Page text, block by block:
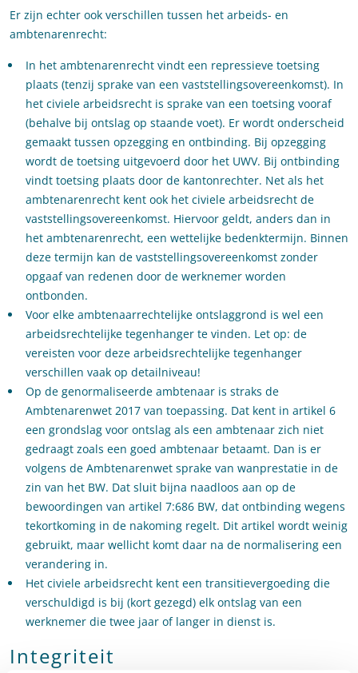
Er zijn echter ook verschillen tussen het arbeids- en
ambtenarenrecht:
In het ambtenarenrecht vindt een repressieve toetsing
plaats (tenzij sprake van een vaststellingsovereenkomst). In
het civiele arbeidsrecht is sprake van een toetsing vooraf
(behalve bij ontslag op staande voet). Er wordt onderscheid
gemaakt tussen opzegging en ontbinding. Bij opzegging
wordt de toetsing uitgevoerd door het UWV. Bij ontbinding
vindt toetsing plaats door de kantonrechter. Net als het
ambtenarenrecht kent ook het civiele arbeidsrecht de
vaststellingsovereenkomst. Hiervoor geldt, anders dan in
het ambtenarenrecht, een wettelijke bedenktermijn. Binnen
deze termijn kan de vaststellingsovereenkomst zonder
opgaaf van redenen door de werknemer worden
ontbonden.
Voor elke ambtenaarrechtelijke ontslaggrond is wel een
arbeidsrechtelijke tegenhanger te vinden. Let op: de
vereisten voor deze arbeidsrechtelijke tegenhanger
verschillen vaak op detailniveau!
Op de genormaliseerde ambtenaar is straks de
Ambtenarenwet 2017 van toepassing. Dat kent in artikel 6
een grondslag voor ontslag als een ambtenaar zich niet
gedraagt zoals een goed ambtenaar betaamt. Dan is er
volgens de Ambtenarenwet sprake van wanprestatie in de
zin van het BW. Dat sluit bijna naadloos aan op de
bewoordingen van artikel 7:686 BW, dat ontbinding wegens
tekortkoming in de nakoming regelt. Dit artikel wordt weinig
gebruikt, maar wellicht komt daar na de normalisering een
verandering in.
Het civiele arbeidsrecht kent een transitievergoeding die
verschuldigd is bij (kort gezegd) elk ontslag van een
werknemer die twee jaar of langer in dienst is.
Integriteit